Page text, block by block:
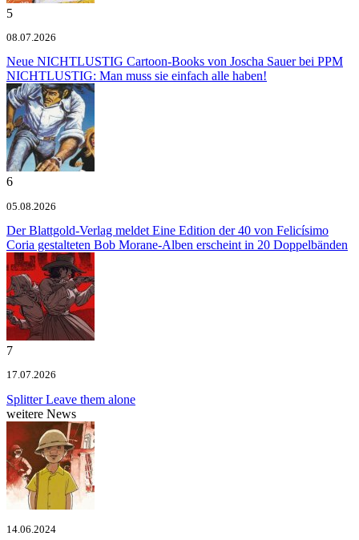
5
08.07.2026
Neue NICHTLUSTIG Cartoon-Books von Joscha Sauer bei PPM
NICHTLUSTIG: Man muss sie einfach alle haben!
6
05.08.2026
Der Blattgold-Verlag meldet Eine Edition der 40 von Felicísimo
Coria gestalteten Bob Morane-Alben erscheint in 20 Doppelbänden
7
17.07.2026
SplitterLeave them alone
weitere News
14.06.2024